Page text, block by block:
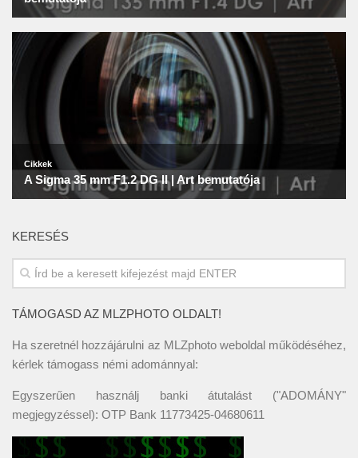
KERESÉS
TÁMOGASD AZ MLZPHOTO OLDALT!
Ha szeretnél hozzájárulni az MLZphoto weboldal működéséhez,
kérlek támogass némi adománnyal:
Egyszerűen használj banki átutalást ("ADOMÁNY"
megjegyzéssel): OTP Bank 11773425-04680611